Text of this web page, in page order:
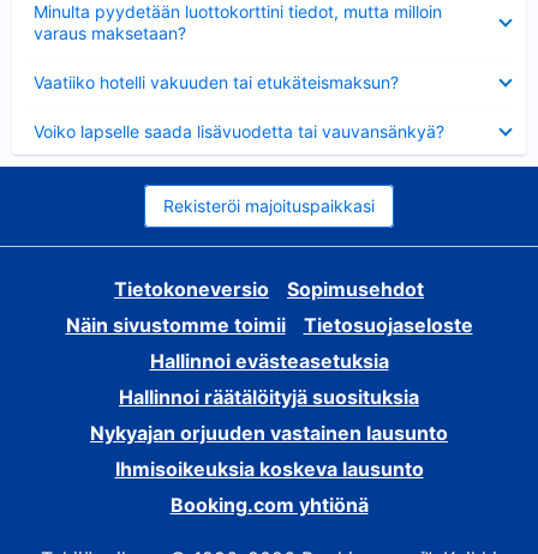
Minulta pyydetään luottokorttini tiedot, mutta milloin
varaus maksetaan?
Vaatiiko hotelli vakuuden tai etukäteismaksun?
Voiko lapselle saada lisävuodetta tai vauvansänkyä?
Rekisteröi majoituspaikkasi
Tietokoneversio
Sopimusehdot
Näin sivustomme toimii
Tietosuojaseloste
Hallinnoi evästeasetuksia
Hallinnoi räätälöityjä suosituksia
Nykyajan orjuuden vastainen lausunto
Ihmisoikeuksia koskeva lausunto
Booking.com yhtiönä